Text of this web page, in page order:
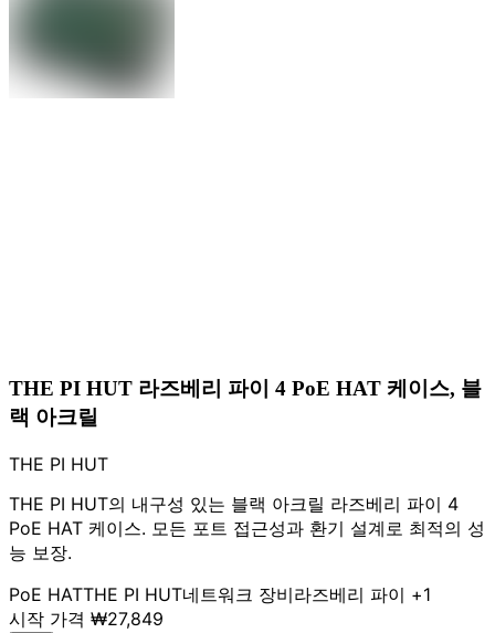
THE PI HUT 라즈베리 파이 4 PoE HAT 케이스, 블
랙 아크릴
THE PI HUT
THE PI HUT의 내구성 있는 블랙 아크릴 라즈베리 파이 4
PoE HAT 케이스. 모든 포트 접근성과 환기 설계로 최적의 성
능 보장.
PoE HATTHE PI HUT네트워크 장비라즈베리 파이 +1
시작 가격 ₩27,849